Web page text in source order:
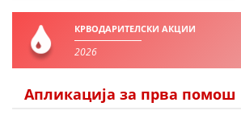
ПРИРАЧНИЦИ
ЕДУКАТИВНО ИНФОРМАТИВНИ
КРВОДАРИТЕЛСКИ АКЦИИ
2026
Апликација за прва помош